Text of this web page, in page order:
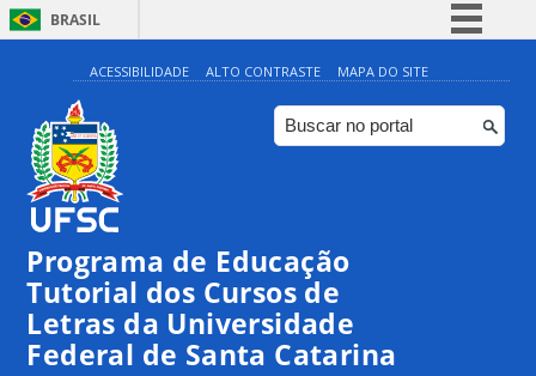
BRASIL
Simplifique!
Comunica BR
Participe
ACESSIBILIDADE ALTO CONTRASTE MAPA DO SITE
Programa de Educação
Tutorial dos Cursos de
Letras da Universidade
Federal de Santa Catarina